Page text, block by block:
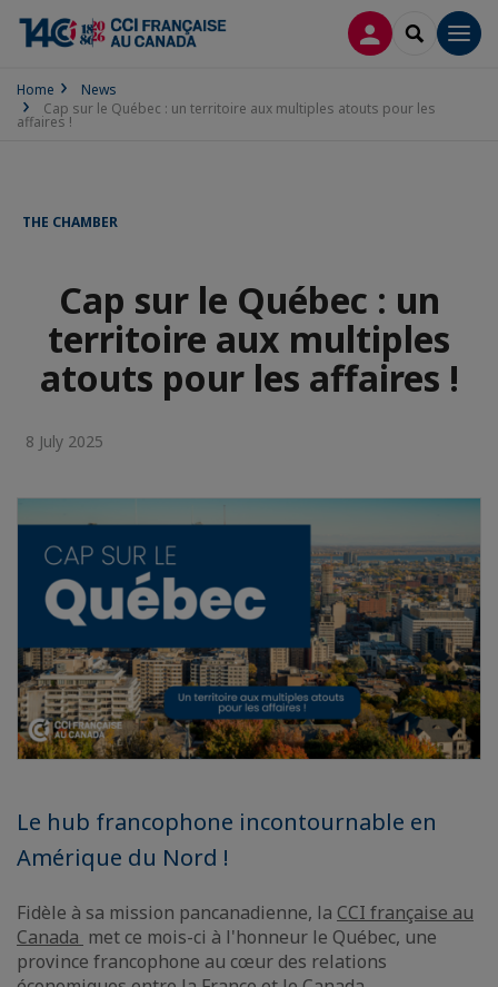
LOG INSEARCH
Home
News
Cap sur le Québec : un territoire aux multiples atouts pour les
affaires !
THE CHAMBER
Cap sur le Québec : un
territoire aux multiples
atouts pour les affaires !
8 July 2025
Le hub francophone incontournable en
Amérique du Nord !
Fidèle à sa mission pancanadienne, la CCI française au
Canada met ce mois-ci à l'honneur le Québec, une
province francophone au cœur des relations